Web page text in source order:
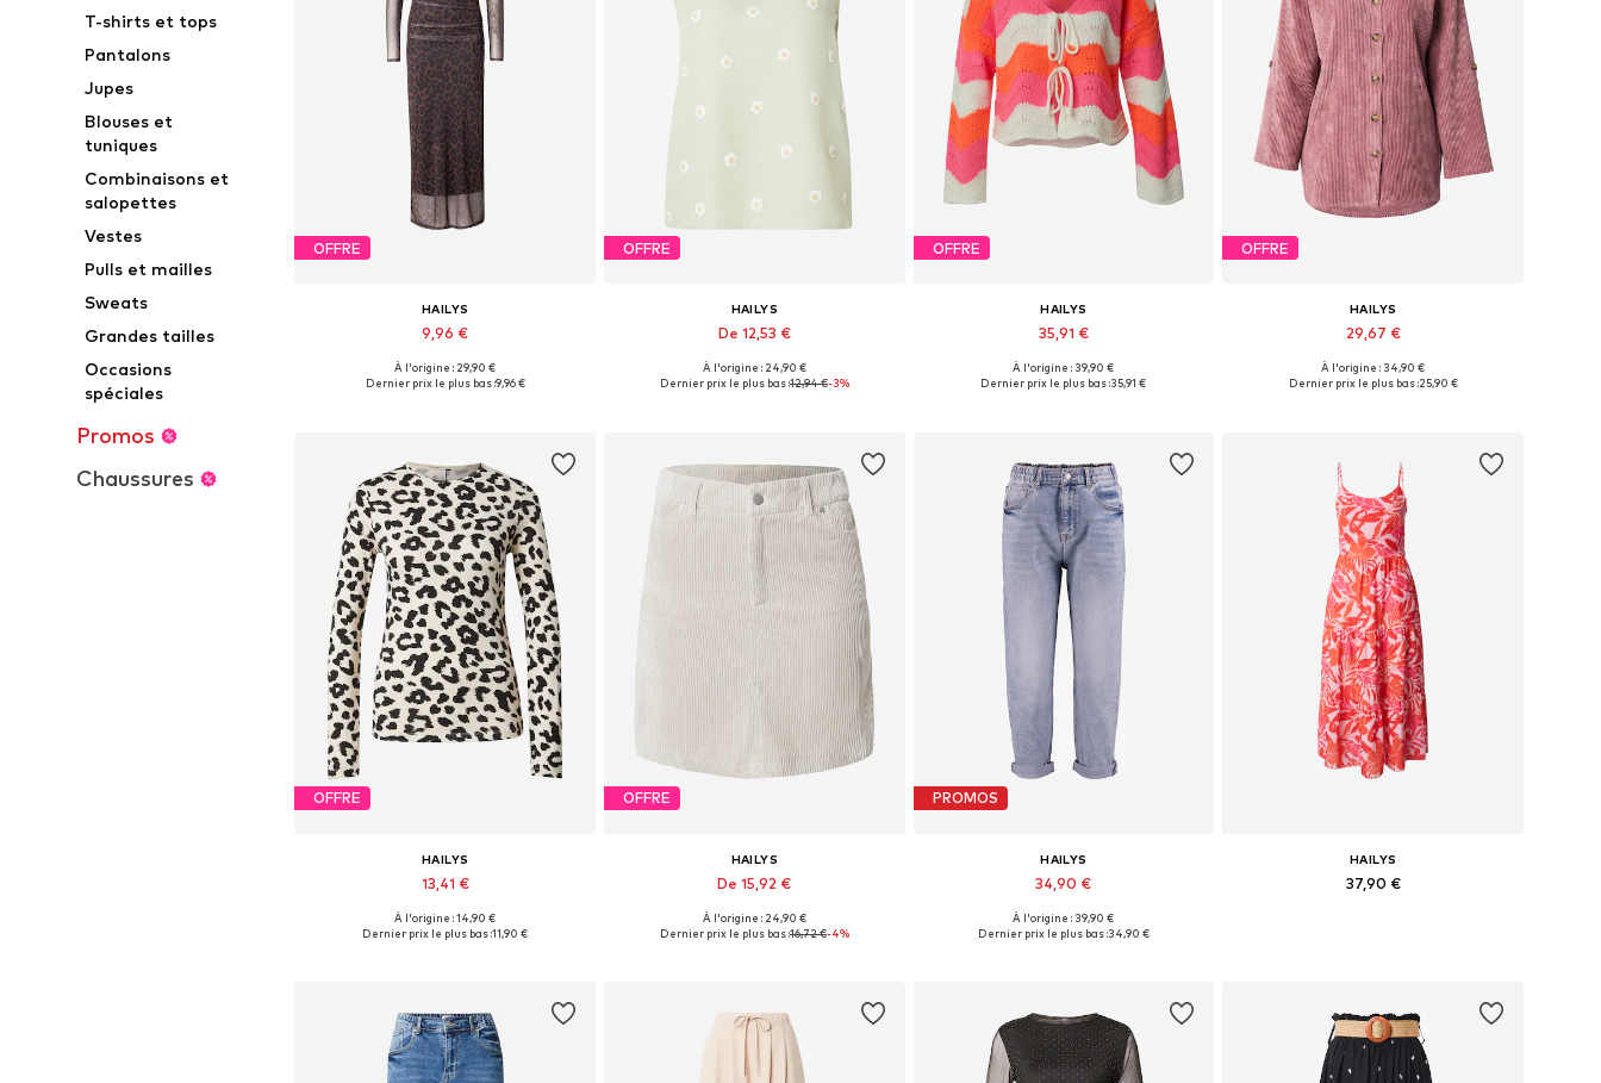
T-shirts et tops
Pantalons
Jupes
Blouses et
tuniques
Combinaisons et
salopettes
Vestes
Pulls et mailles
Sweats
Grandes tailles
Occasions
spéciales
Promos
Chaussures
OFFRE
HAILYS
9,96 €
Tailles disponibles: 34, 36, 38, 40
À l'origine : 29,90 €
Dernier prix le plus bas :9,96 €
OFFRE
HAILYS
De 12,53 €
Tailles disponibles: XS, S, M, L
À l'origine : 24,90 €
Dernier prix le plus bas :12,94 €-3%
OFFRE
HAILYS
35,91 €
Tailles disponibles: XS-S, S-M, M-L, L-XL
À l'origine : 39,90 €
Dernier prix le plus bas :35,91 €
OFFRE
HAILYS
29,67 €
+1
Tailles disponibles: XS, S, M, L, XL
À l'origine : 34,90 €
Dernier prix le plus bas :25,90 €
OFFRE
HAILYS
13,41 €
Tailles disponibles: XS, S, M, L, XL, XXL
À l'origine : 14,90 €
Dernier prix le plus bas :11,90 €
OFFRE
HAILYS
De 15,92 €
Tailles disponibles: 36, 38, 40, 44
À l'origine : 24,90 €
Dernier prix le plus bas :16,72 €-4%
PROMOS
HAILYS
34,90 €
+1
Disponible en plusieurs tailles
À l'origine : 39,90 €
Dernier prix le plus bas :34,90 €
HAILYS
37,90 €